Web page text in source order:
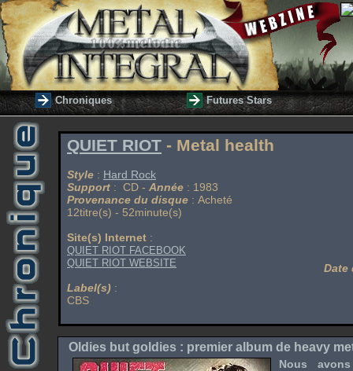
Chroniques Futures Stars
QUIET RIOT - Metal health
Style : Hard Rock
Support : CD - Année : 1983
Provenance du disque : Acheté
12titre(s) - 52minute(s)
Site(s) Internet :
QUIET RIOT FACEBOOK
QUIET RIOT WEBSITE
Label(s) :
CBS
Date
Oldies but goldies : premier album de heavy
Nous